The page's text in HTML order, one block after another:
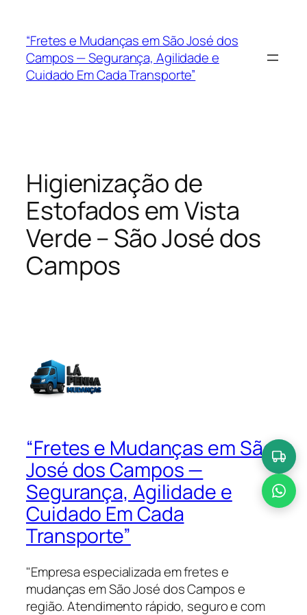
“Fretes e Mudanças em São José dos
Campos — Segurança, Agilidade e
Cuidado Em Cada Transporte”
Higienização de
Estofados em Vista
Verde – São José dos
Campos
“Fretes e Mudanças em São
José dos Campos —
Segurança, Agilidade e
Cuidado Em Cada
Transporte”
"Empresa especializada em fretes e
mudanças em São José dos Campos e
região. Atendimento rápido, seguro e com